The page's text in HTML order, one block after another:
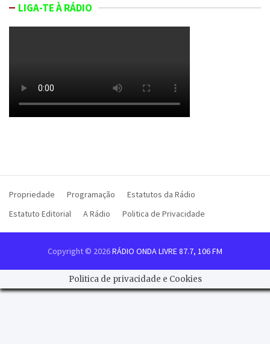
LIGA-TE À RÁDIO
Propriedade Programação
Estatutos da Rádio
Estatuto Editorial
A Rádio Politica de Privacidade
Copyright © 2026RÁDIO ONDA LIVRE 87.7, 106 FM
Politica de privacidade e Cookies